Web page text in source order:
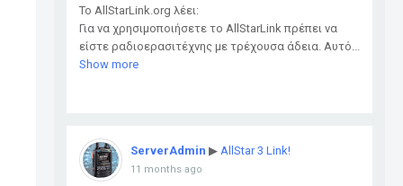
Το AllStarLink.org λέει:
Για να χρησιμοποιήσετε το AllStarLink πρέπει να
είστε ραδιοερασιτέχνης με τρέχουσα άδεια. Αυτό...
Show more
ServerAdmin ▶ AllStar 3 Link!
11 months ago